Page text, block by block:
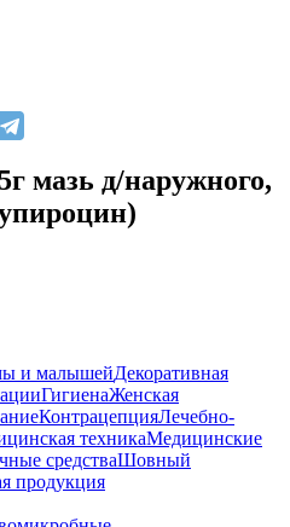
мазь д/наружного,
и малышейДекоративная
ГигиенаЖенская
КонтрацепцияЛечебно-
техникаМедицинские
средстваШовный
продукция